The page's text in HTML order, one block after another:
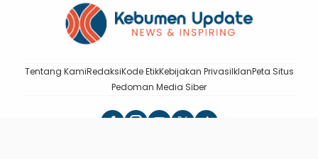
Tentang KamiRedaksiKode EtikKebijakan PrivasiIklanPeta Situs
Pedoman Media Siber